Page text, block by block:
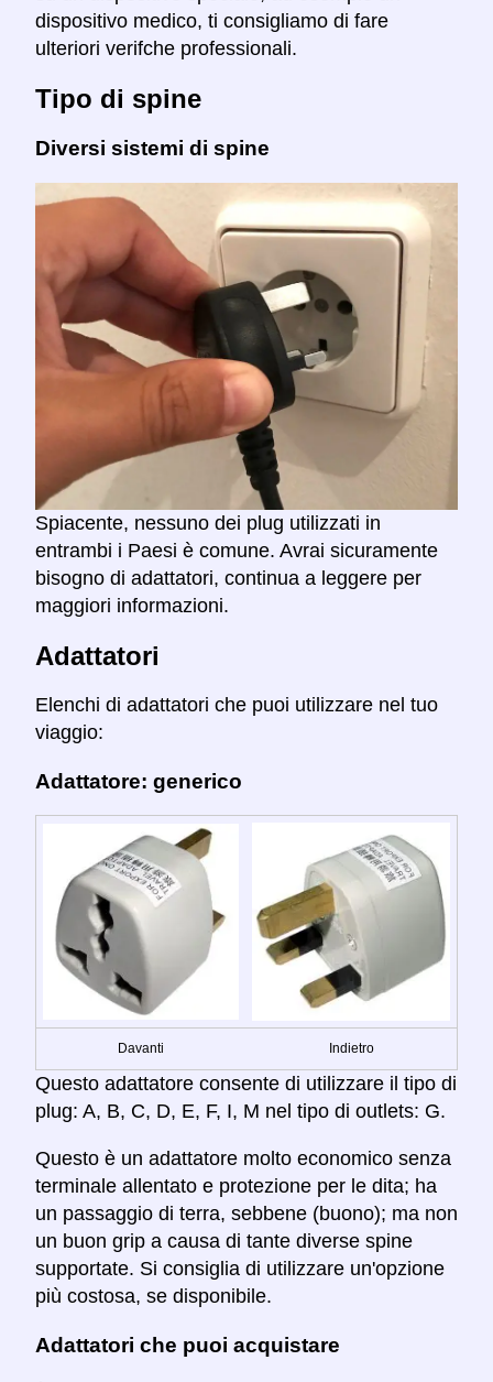
dispositivo medico, ti consigliamo di fare
ulteriori verifche professionali.
Tipo di spine
Diversi sistemi di spine
Spiacente, nessuno dei plug utilizzati in
entrambi i Paesi è comune. Avrai sicuramente
bisogno di adattatori, continua a leggere per
maggiori informazioni.
Adattatori
Elenchi di adattatori che puoi utilizzare nel tuo
viaggio:
Adattatore: generico
Davanti Indietro
Questo adattatore consente di utilizzare il tipo di
plug: A, B, C, D, E, F, I, M nel tipo di outlets: G.
Questo è un adattatore molto economico senza
terminale allentato e protezione per le dita; ha
un passaggio di terra, sebbene (buono); ma non
un buon grip a causa di tante diverse spine
supportate. Si consiglia di utilizzare un'opzione
più costosa, se disponibile.
Adattatori che puoi acquistare